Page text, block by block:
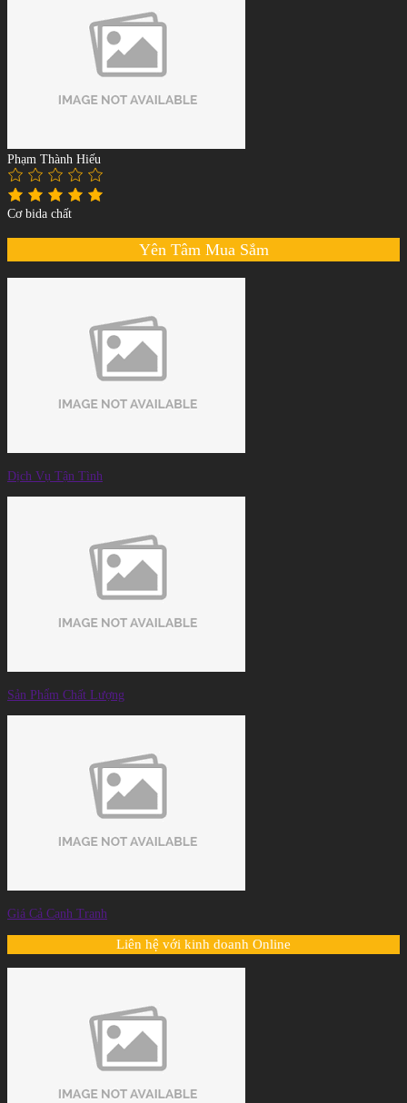
Phạm Thành Hiếu
Cơ bida chất
Yên Tâm Mua Sắm
Dịch Vụ Tận Tình
Sản Phẩm Chất Lượng
Giá Cả Cạnh Tranh
Liên hệ với kinh doanh Online